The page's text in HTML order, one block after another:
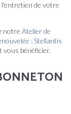
l'entretien de votre
notre Atelier de
: Stellantis
vous bénéficier.